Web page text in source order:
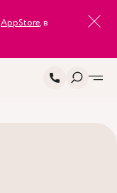
AppStore, в